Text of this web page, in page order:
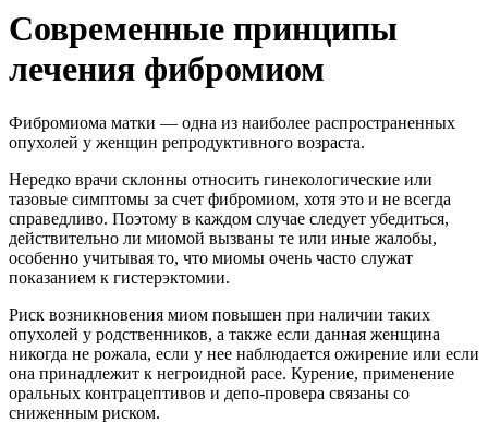
Современные принципы
лечения фибромиом
Фибромиома матки — одна из наиболее распространенных
опухолей у женщин репродуктивного возраста.
Нередко врачи склонны относить гинекологические или
тазовые симптомы за счет фибромиом, хотя это и не всегда
справедливо. Поэтому в каждом случае следует убедиться,
действительно ли миомой вызваны те или иные жалобы,
особенно учитывая то, что миомы очень часто служат
показанием к гистерэктомии.
Риск возникновения миом повышен при наличии таких
опухолей у родственников, а также если данная женщина
никогда не рожала, если у нее наблюдается ожирение или если
она принадлежит к негроидной расе. Курение, применение
оральных контрацептивов и депо-провера связаны со
сниженным риском.